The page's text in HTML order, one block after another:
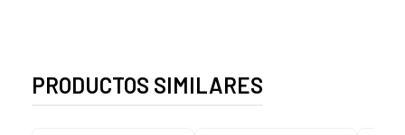
PRODUCTOS SIMILARES